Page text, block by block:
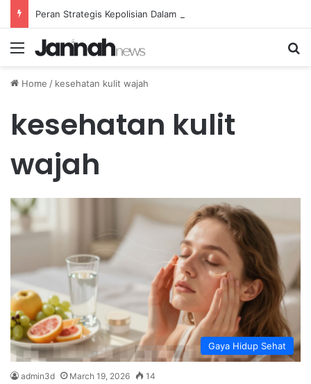
Menu
Home / kesehatan kulit wajah
kesehatan kulit
wajah
Gaya Hidup Sehat
admin3d March 19, 2026 14